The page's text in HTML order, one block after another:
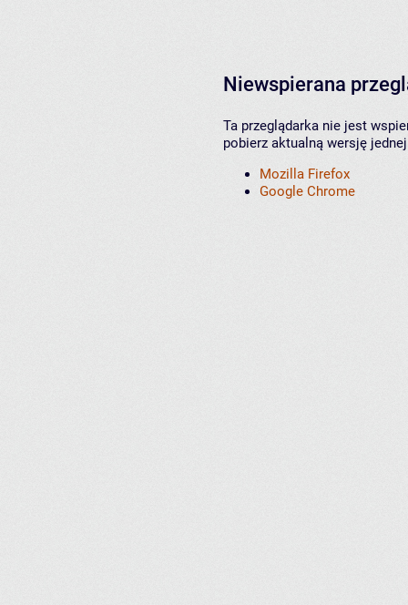
Niewspierana
Ta przeglądarka nie jest
pobierz aktualną wersję
Mozilla Firefox
Google Chrome